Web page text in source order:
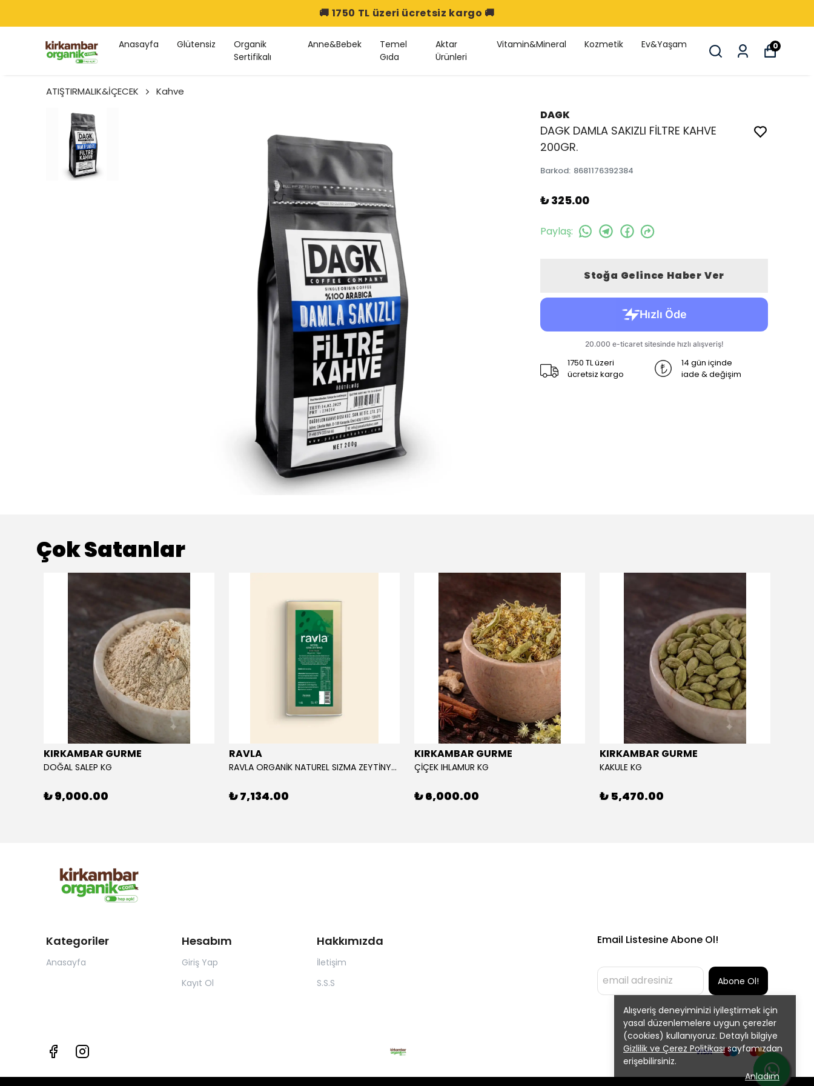
🚚 1750 TL üzeri ücretsiz kargo 🚚
Anasayfa Glütensiz
Organik
Sertifikalı
Anne&Bebek
Temel
Gıda
Aktar
Ürünleri
Vitamin&Mineral Kozmetik Ev&Yaşam 0
Alışveriş deneyiminizi iyileştirmek için
yasal düzenlemelere uygun çerezler
(cookies) kullanıyoruz. Detaylı bilgiye
Gizlilik ve Çerez Politikasısayfamızdan
erişebilirsiniz.
Anladım
ATIŞTIRMALIK&İÇECEK Kahve
DAGK
DAGK DAMLA SAKIZLI FİLTRE KAHVE
200GR.
Barkod: 8681176392384
₺ 325.00
Paylaş:
Stoğa Gelince Haber Ver
1750 TL üzeri
ücretsiz kargo
14 gün içinde
iade & değişim
Çok Satanlar
KIRKAMBAR GURME
DOĞAL SALEP KG
₺ 9,000.00
RAVLA
RAVLA ORGANİK NATUREL SIZMA ZEYTİNYAĞI 5L
₺ 7,134.00
KIRKAMBAR GURME
ÇİÇEK IHLAMUR KG
₺ 6,000.00
KIRKAMBAR GURME
KAKULE KG
₺ 5,470.00
Kategoriler
Anasayfa
Hesabım
Giriş Yap
Kayıt Ol
Hakkımızda
İletişim
S.S.S
Email Listesine Abone Ol!
Abone Ol!